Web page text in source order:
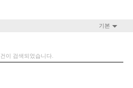
기본
건이 검색되었습니다.